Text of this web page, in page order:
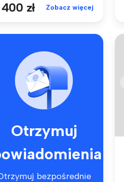
400 zł Zobacz więcej
Otrzymuj
bezpośrednie